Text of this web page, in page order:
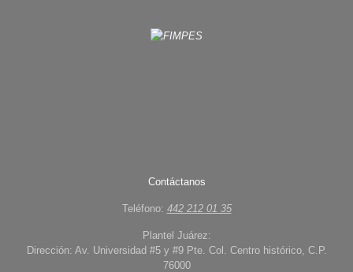
Contáctanos
Teléfono: 442 212 01 35
Plantel Juárez:
Dirección: Av. Universidad #5 y #9 Pte. Col. Centro histórico, C.P.
76000